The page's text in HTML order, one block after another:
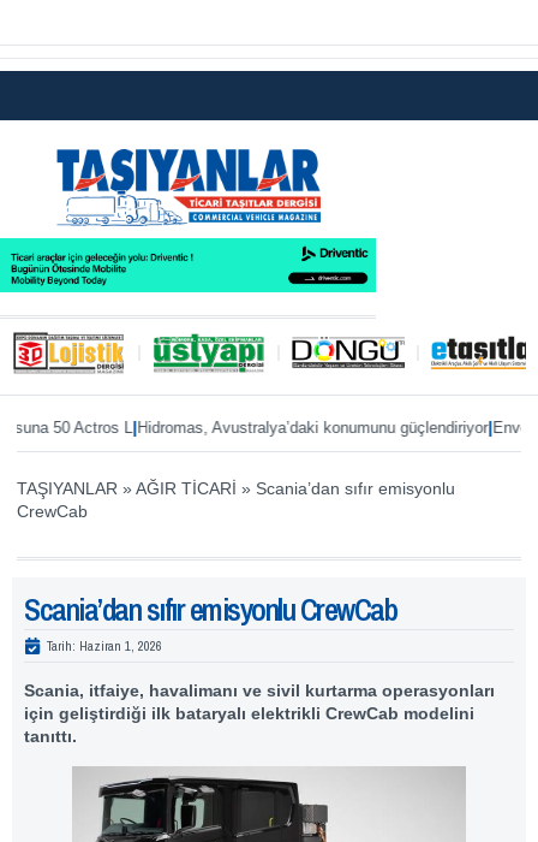
50 Actros L|Hidromas, Avustralya’daki konumunu güçlendiriyor|Enver
TAŞIYANLAR »AĞIR TİCARİ » Scania’dan sıfır emisyonlu
CrewCab
Scania’dan sıfır emisyonlu CrewCab
Tarih: Haziran 1, 2026
Scania, itfaiye, havalimanı ve sivil kurtarma operasyonları
için geliştirdiği ilk bataryalı elektrikli CrewCab modelini
tanıttı.